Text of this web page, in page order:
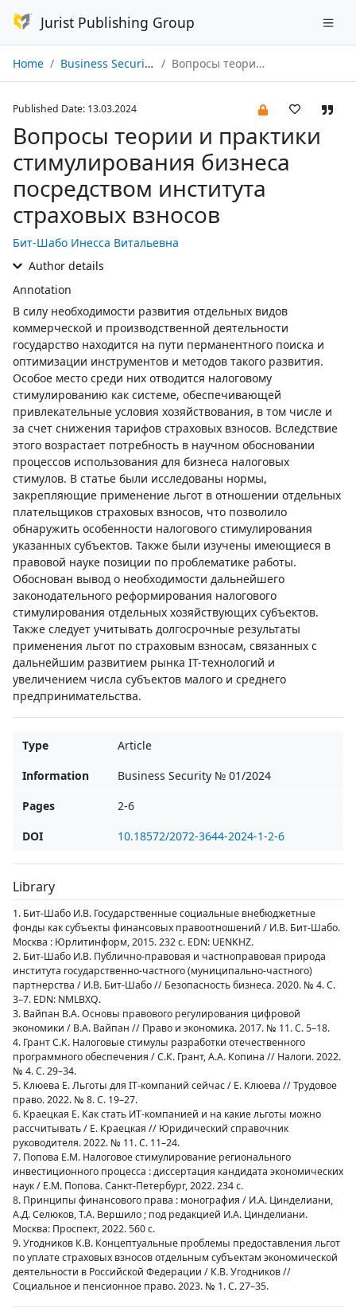
Jurist Publishing Group
Home Business Security № 01/2024 Вопросы теории и практики стимулирования бизнеса посредством института страховых взносов
Published Date: 13.03.2024
Вопросы теории и практики
стимулирования бизнеса
посредством института
страховых взносов
Бит-Шабо Инесса Витальевна
Author details
Annotation
В силу необходимости развития отдельных видов
коммерческой и производственной деятельности
государство находится на пути перманентного поиска и
оптимизации инструментов и методов такого развития.
Особое место среди них отводится налоговому
стимулированию как системе, обеспечивающей
привлекательные условия хозяйствования, в том числе и
за счет снижения тарифов страховых взносов. Вследствие
этого возрастает потребность в научном обосновании
процессов использования для бизнеса налоговых
стимулов. В статье были исследованы нормы,
закрепляющие применение льгот в отношении отдельных
плательщиков страховых взносов, что позволило
обнаружить особенности налогового стимулирования
указанных субъектов. Также были изучены имеющиеся в
правовой науке позиции по проблематике работы.
Обоснован вывод о необходимости дальнейшего
законодательного реформирования налогового
стимулирования отдельных хозяйствующих субъектов.
Также следует учитывать долгосрочные результаты
применения льгот по страховым взносам, связанных с
дальнейшим развитием рынка IT-технологий и
увеличением числа субъектов малого и среднего
предпринимательства.
Type
Article
Information
Business Security № 01/2024
Pages
2-6
DOI
10.18572/2072-3644-2024-1-2-6
Library
1. Бит-Шабо И.В. Государственные социальные внебюджетные
фонды как субъекты финансовых правоотношений / И.В. Бит-Шабо.
Москва : Юрлитинформ, 2015. 232 с. EDN: UENKHZ.
2. Бит-Шабо И.В. Публично-правовая и частноправовая природа
института государственно-частного (муниципально-частного)
партнерства / И.В. Бит-Шабо // Безопасность бизнеса. 2020. № 4. С.
3–7. EDN: NMLBXQ.
3. Вайпан В.А. Основы правового регулирования цифровой
экономики / В.А. Вайпан // Право и экономика. 2017. № 11. С. 5–18.
4. Грант С.К. Налоговые стимулы разработки отечественного
программного обеспечения / С.К. Грант, А.А. Копина // Налоги. 2022.
№ 4. С. 29–34.
5. Клюева Е. Льготы для IT-компаний сейчас / Е. Клюева // Трудовое
право. 2022. № 8. С. 19–27.
6. Краецкая Е. Как стать ИТ-компанией и на какие льготы можно
рассчитывать / Е. Краецкая // Юридический справочник
руководителя. 2022. № 11. С. 11–24.
7. Попова Е.М. Налоговое стимулирование регионального
инвестиционного процесса : диссертация кандидата экономических
наук / Е.М. Попова. Санкт-Петербург, 2022. 234 с.
8. Принципы финансового права : монография / И.А. Цинделиани,
А.Д. Селюков, Т.А. Вершило ; под редакцией И.А. Цинделиани.
Москва: Проспект, 2022. 560 с.
9. Угодников К.В. Концептуальные проблемы предоставления льгот
по уплате страховых взносов отдельным субъектам экономической
деятельности в Российской Федерации / К.В. Угодников //
Социальное и пенсионное право. 2023. № 1. С. 27–35.